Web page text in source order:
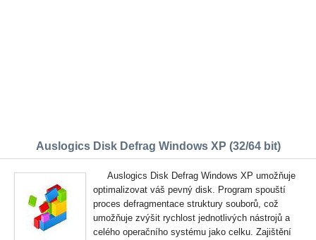
Auslogics Disk Defrag Windows XP (32/64 bit)
Auslogics Disk Defrag Windows XP umožňuje
optimalizovat váš pevný disk. Program spouští
proces defragmentace struktury souborů, což
umožňuje zvýšit rychlost jednotlivých nástrojů a
celého operačního systému jako celku. Zajištění